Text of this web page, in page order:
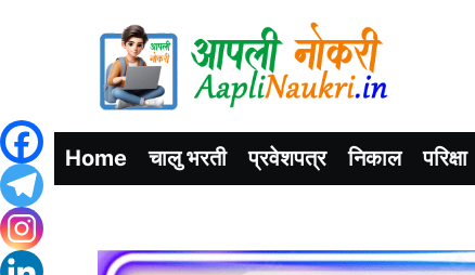
Home चालु भरती प्रवेशपत्र निकाल परिक्षा